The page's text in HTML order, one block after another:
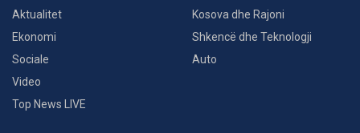
Aktualitet
Ekonomi
Sociale
Video
Top News LIVE
Kosova dhe Rajoni
Shkencë dhe Teknologji
Auto